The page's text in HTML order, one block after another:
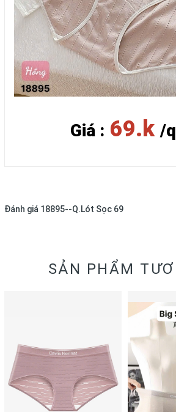
Giá : 69.k /
Đánh giá 18895--Q.Lót Sọc 69
SẢN PHẨM